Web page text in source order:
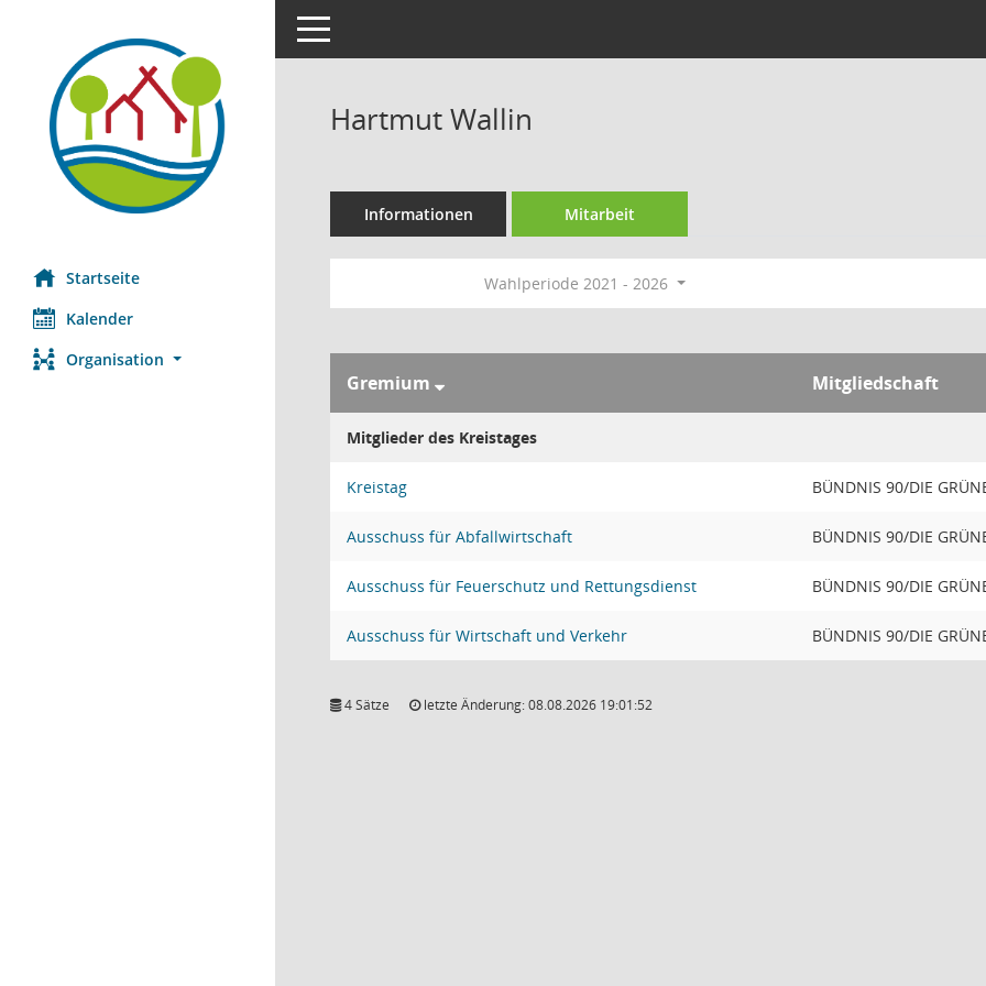
Startseite
Kalender
Organisation
Toggle navigation
Hartmut Wallin
Informationen Mitarbeit
Wahlperiode 2021 - 2026
Gremium Mitgliedschaft
Mitglieder des Kreistages
Kreistag BÜNDNIS 90/DIE
Ausschuss für Abfallwirtschaft BÜNDNIS 90/DIE
Ausschuss für Feuerschutz und Rettungsdienst BÜNDNIS 90/DIE
Ausschuss für Wirtschaft und Verkehr BÜNDNIS 90/DIE
4 Sätze letzte Änderung: 08.08.2026 19:01:52